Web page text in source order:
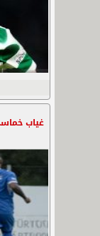
غياب